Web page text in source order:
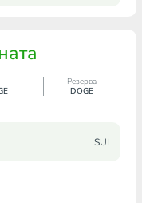
Резерва
DOGE
SUI